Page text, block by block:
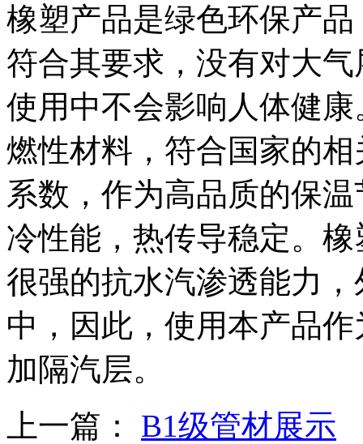
橡塑产品是绿色环保产
符合其要求，没有对大
使用中不会影响人体健
燃性材料，符合国家的
系数，作为高品质的保
冷性能，热传导稳定。
很强的抗水汽渗透能力
中，因此，使用本产品
加隔汽层。
上一篇： B1级管材展示